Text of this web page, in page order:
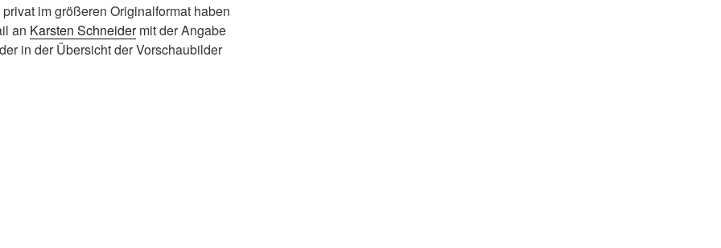
im größeren Originalformat haben
an Karsten Schneidermit der Angabe
in der Übersicht der Vorschaubilder